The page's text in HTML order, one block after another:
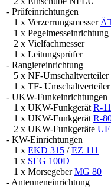
- Prüfeinrichtungen
1 x Verzerrungsmesser
1 x Pegelmesseinrichtung
2 x Vielfachmesser
1 x Leitungsprüfer
- Rangiereinrichtung
5 x NF-
1 x TF-
- UKW-Funkeinrichtungen
1 x UKW-Funkgerät R-
1 x UKW-Funkgerät R-
2 x UKW-Funkgeräte
- KW-Einrichtungen
1 x EKD 315 /EZ 111
1 x SEG 100D
1 x MorsegeberMG 80
- Antenneneinrichtung